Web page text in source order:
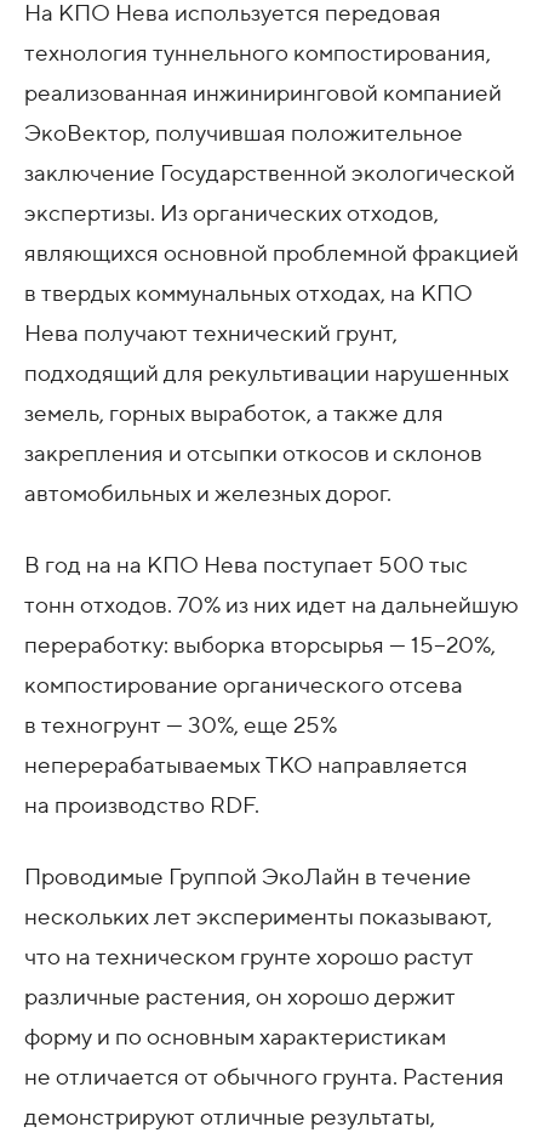
На КПО Нева используется передовая
технология туннельного компостирования,
реализованная инжиниринговой компанией
ЭкоВектор, получившая положительное
заключение Государственной экологической
экспертизы. Из органических отходов,
являющихся основной проблемной фракцией
в твердых коммунальных отходах, на КПО
Нева получают технический грунт,
подходящий для рекультивации нарушенных
земель, горных выработок, а также для
закрепления и отсыпки откосов и склонов
автомобильных и железных дорог.
В год на на КПО Нева поступает 500 тыс
тонн отходов. 70% из них идет на дальнейшую
переработку: выборка вторсырья — 15−20%,
компостирование органического отсева
в техногрунт — 30%, еще 25%
неперерабатываемых ТКО направляется
на производство RDF.
Проводимые Группой ЭкоЛайн в течение
нескольких лет эксперименты показывают,
что на техническом грунте хорошо растут
различные растения, он хорошо держит
форму и по основным характеристикам
не отличается от обычного грунта. Растения
демонстрируют отличные результаты,